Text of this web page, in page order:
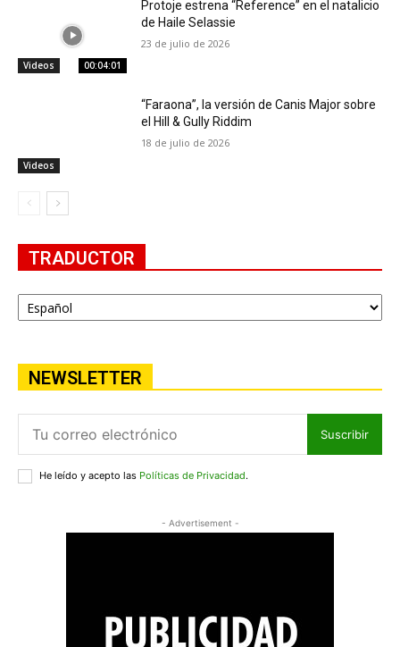
Videos 00:04:01
Protoje estrena “Reference” en el natalicio
de Haile Selassie
23 de julio de 2026
Videos
“Faraona”, la versión de Canis Major sobre
el Hill & Gully Riddim
18 de julio de 2026
TRADUCTOR
NEWSLETTER
Suscribir
He leído y acepto las Políticas de Privacidad.
- Advertisement -